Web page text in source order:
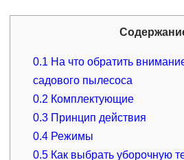
0.1 На что обратить
садового пылесоса
0.2 Комплектующие
0.3 Принцип действия
0.4 Режимы
0.5 Как выбрать уборочную